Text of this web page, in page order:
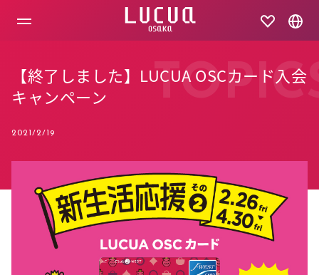
【終了しました】LUCUA OSCカード入会
キャンペーン
2021/2/19